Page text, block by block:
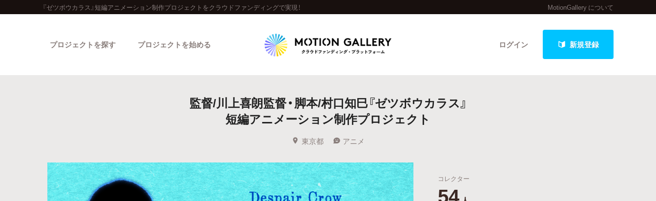
『ゼツボウカラス』短編アニメーション制作プロジェクトをクラウドファンディングで実現！ MotionGallery について
ログイン 新規登録
プロジェクトを探す
人気のプロジェクト 新着プロジェクト 終了間近のプロジェクト
Feature
カテゴリーから探す タグから探す キュレーターから探す 特集から探す
プロジェクトを始める
監督/川上喜朗監督・脚本/村口知巳『ゼツボウカラス』
短編アニメーション制作プロジェクト
東京都 アニメ
コレクター